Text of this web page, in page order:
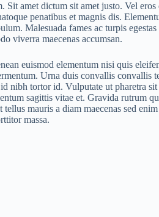
amet dictum sit amet justo. Vel
penatibus et magnis dis.
Malesuada fames ac turpis
viverra maecenas accumsan.
euismod elementum nisi quis
Urna duis convallis convallis
nibh tortor id. Vulputate ut pharetra
sagittis vitae et. Gravida rutrum
mauris a diam maecenas sed
massa.